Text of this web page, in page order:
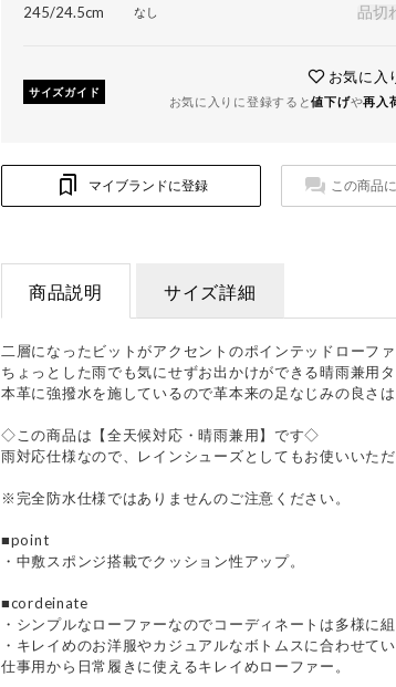
245/24.5cm なし 品切
サイズガイド
お気に入
お気に入りに登録すると値下げや再入
マイブランドに登録 この商品
商品説明 サイズ詳細
二層になったビットがアクセントのポインテッドローファ
ちょっとした雨でも気にせずお出かけができる晴雨兼用タ
本革に強撥水を施しているので革本来の足なじみの良さは
◇この商品は【全天候対応・晴雨兼用】です◇
雨対応仕様なので、レインシューズとしてもお使いいただ
※完全防水仕様ではありませんのご注意ください。
■point
・中敷スポンジ搭載でクッション性アップ。
■cordeinate
・シンプルなローファーなのでコーディネートは多様に組
・キレイめのお洋服やカジュアルなボトムスに合わせて
仕事用から日常履きに使えるキレイめローファー。